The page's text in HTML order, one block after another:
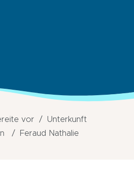
vor
Unterkunft
Feraud Nathalie